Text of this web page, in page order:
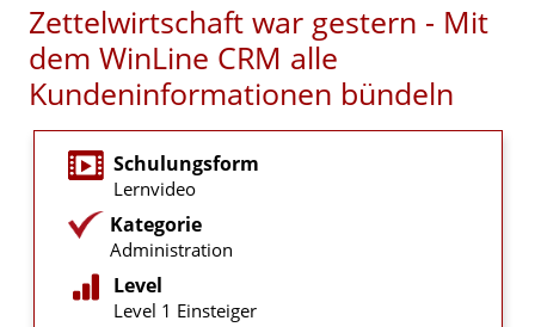
Zettelwirtschaft war gestern - Mit
dem WinLine CRM alle
Kundeninformationen bündeln
Schulungsform
Lernvideo
Kategorie
Administration
Level
Level 1 Einsteiger